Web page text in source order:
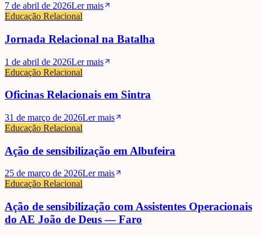
7 de abril de 2026Ler mais
Educação Relacional
Jornada Relacional na Batalha
1 de abril de 2026Ler mais
Educação Relacional
Oficinas Relacionais em Sintra
31 de março de 2026Ler mais
Educação Relacional
Ação de sensibilização em Albufeira
25 de março de 2026Ler mais
Educação Relacional
Ação de sensibilização com Assistentes Operacionais
do AE João de Deus — Faro